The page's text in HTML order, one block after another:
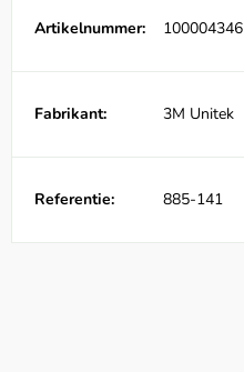
Artikelnummer: 100004346
Fabrikant: 3M Unitek
Referentie: 885-141